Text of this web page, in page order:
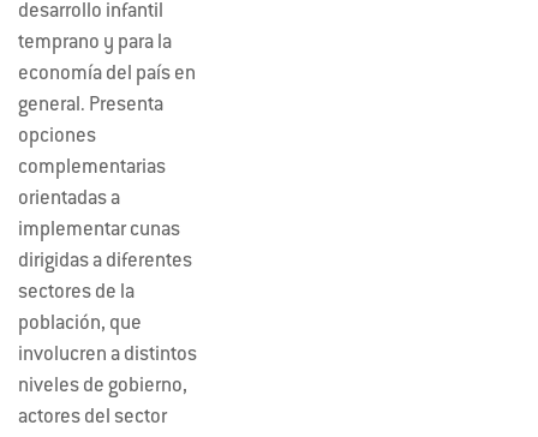
desarrollo infantil
temprano y para la
economía del país en
general. Presenta
opciones
complementarias
orientadas a
implementar cunas
dirigidas a diferentes
sectores de la
población, que
involucren a distintos
niveles de gobierno,
actores del sector